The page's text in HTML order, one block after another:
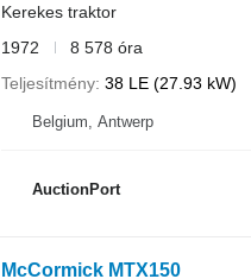
Kerekes traktor
1972
8 578 óra
Teljesítmény 38 LE (27.93 kW)
Belgium, Antwerp
AuctionPort
McCormick MTX150